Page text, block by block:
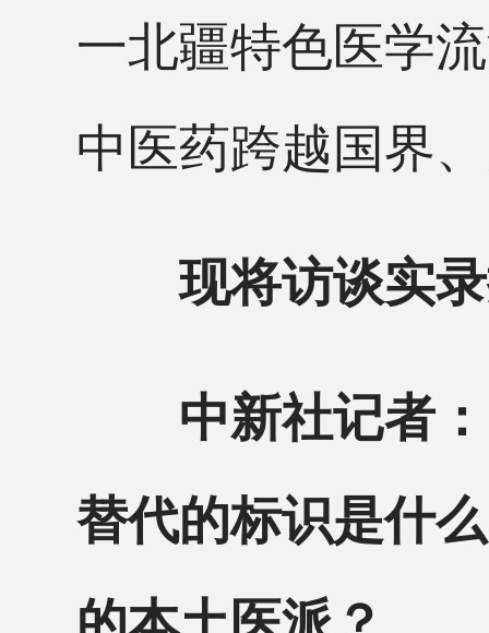
一北疆特色医学
中医药跨越国界
现将访谈实
中新社记者
替代的标识是什